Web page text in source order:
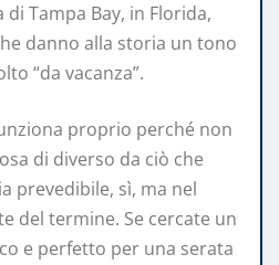
di Tampa Bay, in Florida,
danno alla storia un tono
“da vacanza”.
proprio perché non
di diverso da ciò che
prevedibile, sì, ma nel
del termine. Se cercate un
e perfetto per una serata